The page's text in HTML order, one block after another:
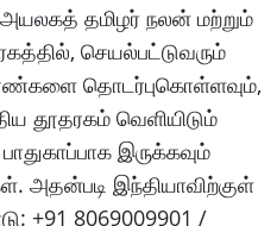
தமிழர் நலன் மற்றும்
செயல்பட்டுவரும்
தொடர்புகொள்ளவும்,
தூதரகம் வெளியிடும்
இருக்கவும்
அதன்படி இந்தியாவிற்குள்
+91 8069009901 /